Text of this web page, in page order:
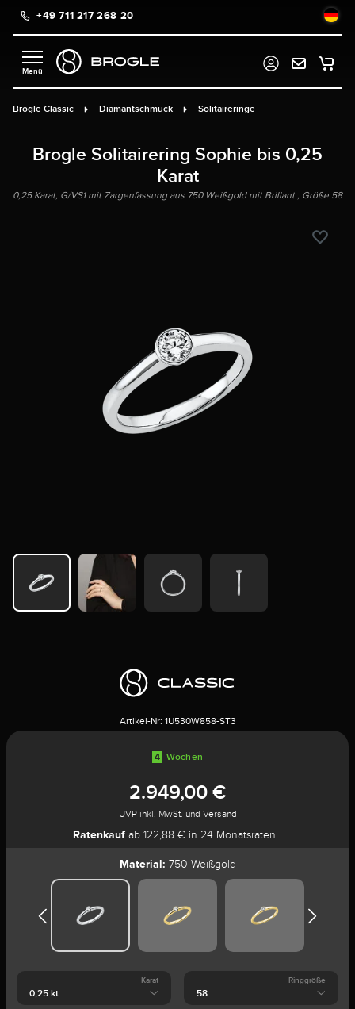
springen
+49 711 217 268 20
Brogle Classic Diamantschmuck Solitaireringe
Brogle Solitairering Sophie bis 0,25
Karat
0,25 Karat, G/VS1 mit Zargenfassung aus 750 Weißgold mit Brillant , Größe 58
Artikel-Nr: 1U530W858-ST3
4 Wochen
2.949,00 €
UVP inkl. MwSt. und Versand
Ratenkauf ab 122,88 € in 24 Monatsraten
Material: 750 Weißgold
Karat Ringgröße